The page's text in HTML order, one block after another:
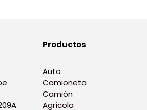
Productos
Auto
Camioneta
Camión
Agrícola